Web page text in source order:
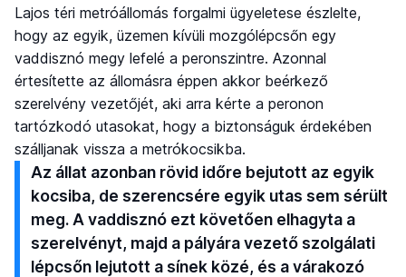
Lajos téri metróállomás forgalmi ügyeletese észlelte,
hogy az egyik, üzemen kívüli mozgólépcsőn egy
vaddisznó megy lefelé a peronszintre. Azonnal
értesítette az állomásra éppen akkor beérkező
szerelvény vezetőjét, aki arra kérte a peronon
tartózkodó utasokat, hogy a biztonságuk érdekében
szálljanak vissza a metrókocsikba.
Az állat azonban rövid időre bejutott az egyik
kocsiba, de szerencsére egyik utas sem sérült
meg. A vaddisznó ezt követően elhagyta a
szerelvényt, majd a pályára vezető szolgálati
lépcsőn lejutott a sínek közé, és a várakozó